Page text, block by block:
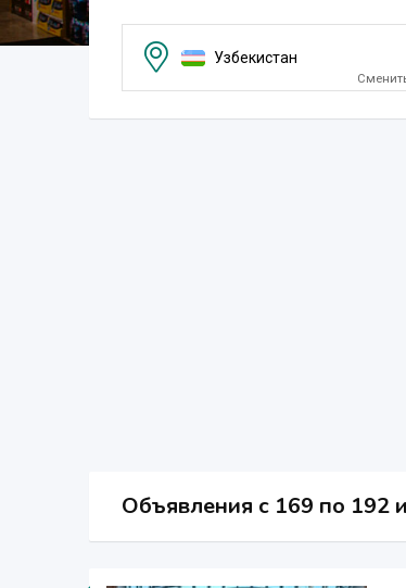
Узбекистан
Объявления c 169 по 192